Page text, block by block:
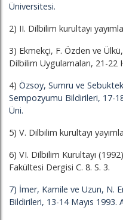
Üniversitesi.
2) II. Dilbilim kurultayı
3) Ekmekçi, F. Özden ve
Dilbilim Uygulamaları, 21-22
4) Özsoy, Sumru ve
Sempozyumu Bildirileri, 17-
Üni.
5) V. Dilbilim kurultayı
6) VI. Dilbilim Kurultayı
Fakültesi Dergisi C. 8. S. 3.
7) İmer, Kamile ve Uzun, N.
Bildirileri, 13-14 Mayıs 1993.